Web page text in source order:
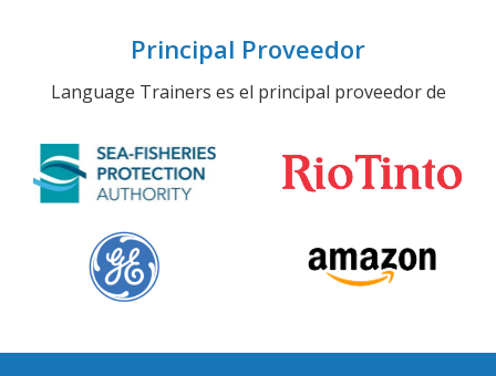
Principal Proveedor
Language Trainers es el principal proveedor de